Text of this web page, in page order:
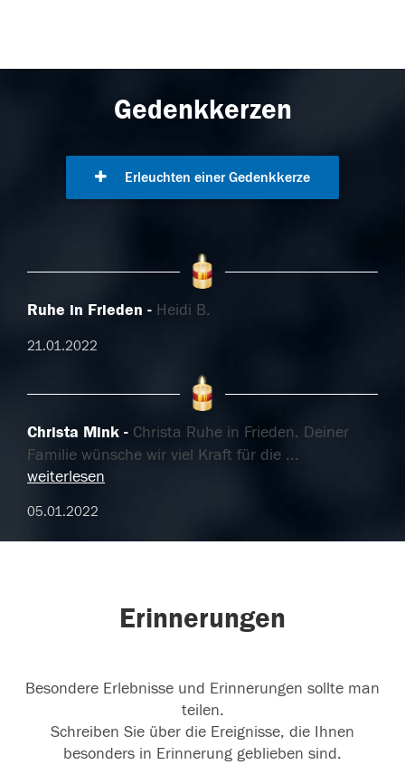
Gedenkkerzen
Erleuchten einer Gedenkkerze
Ruhe in Frieden Heidi B.
21.01.2022
Christa Mink
Christa Ruhe in Frieden. Deiner
Familie wünsche wir viel Kraft für die ...
weiterlesen
05.01.2022
Erinnerungen
Besondere Erlebnisse und Erinnerungen sollte man
teilen.
Schreiben Sie über die Ereignisse, die Ihnen
besonders in Erinnerung geblieben sind.